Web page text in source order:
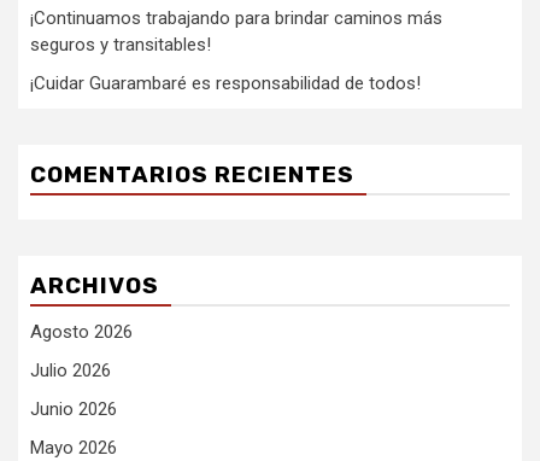
¡Continuamos trabajando para brindar caminos más
seguros y transitables!
¡Cuidar Guarambaré es responsabilidad de todos!
COMENTARIOS RECIENTES
ARCHIVOS
Agosto 2026
Julio 2026
Junio 2026
Mayo 2026